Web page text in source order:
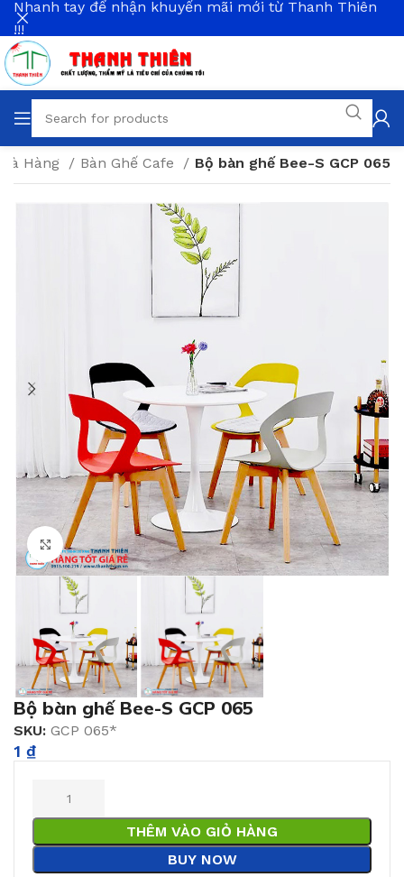
Hàng Bàn Ghế Cafe Bộ bàn ghế Bee-S GCP 065
Click to enlarge
Bộ bàn ghế Bee-S GCP 065
SKU: GCP 065*
1 ₫
THÊM VÀO GIỎ HÀNG
BUY NOW
Nhanh tay để nhận khuyến mãi mới từ Thanh Thiên
!!!